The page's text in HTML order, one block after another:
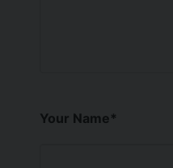
Your Name*